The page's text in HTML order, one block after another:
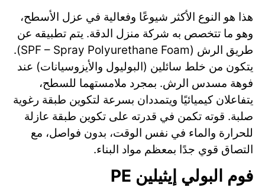
هذا هو النوع الأكثر شيوعًا وفعالية في عزل الأسطح،
وهو ما تتخصص به شركة منزل الدقة. يتم تطبيقه عن
طريق الرش (SPF – Spray Polyurethane Foam).
يتكون من خلط سائلين (البوليول والأيزوسيانات) عند
فوهة مسدس الرش. بمجرد ملامستهما للسطح،
يتفاعلان كيميائيًا ويتمددان بسرعة لتكوين طبقة رغوية
صلبة. قوته تكمن في قدرته على تكوين طبقة عازلة
للحرارة والماء في نفس الوقت، بدون فواصل، مع
التصاق قوي جدًا بمعظم مواد البناء.
فوم البولي إيثيلين PE